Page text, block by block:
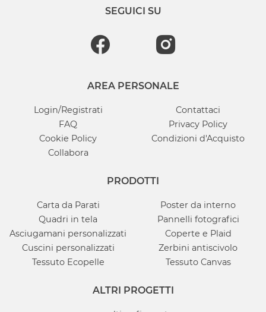
SEGUICI SU
AREA PERSONALE
Login/Registrati
Contattaci
FAQ
Privacy Policy
Cookie Policy
Condizioni d'Acquisto
Collabora
PRODOTTI
Carta da Parati
Poster da interno
Quadri in tela
Pannelli fotografici
Asciugamani personalizzati
Coperte e Plaid
Cuscini personalizzati
Zerbini antiscivolo
Tessuto Ecopelle
Tessuto Canvas
ALTRI PROGETTI